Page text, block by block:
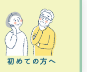
初めての方へ